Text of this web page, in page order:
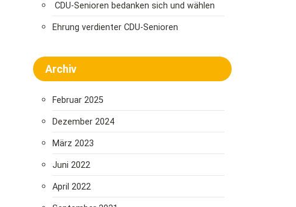
CDU-Senioren bedanken sich und wählen
Ehrung verdienter CDU-Senioren
Archiv
Februar 2025
Dezember 2024
März 2023
Juni 2022
April 2022